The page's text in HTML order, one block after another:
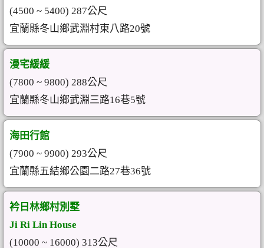
(4500 ~ 5400) 287公尺
宜蘭縣冬山鄉武淵村東八路20號
漫宅緩緩
(7800 ~ 9800) 288公尺
宜蘭縣冬山鄉武淵三路16巷5號
海田行館
(7900 ~ 9900) 293公尺
宜蘭縣五結鄉公園二路27巷36號
衿日林鄉村別墅
Ji Ri Lin House
(10000 ~ 16000) 313公尺